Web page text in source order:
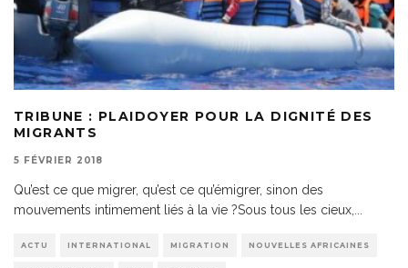
TRIBUNE : PLAIDOYER POUR LA DIGNITÉ DES
MIGRANTS
5 FÉVRIER 2018
Qu’est ce que migrer, qu’est ce qu’émigrer, sinon des
mouvements intimement liés à la vie ?Sous tous les cieux,
ACTU INTERNATIONAL MIGRATION NOUVELLES AFRICAINES